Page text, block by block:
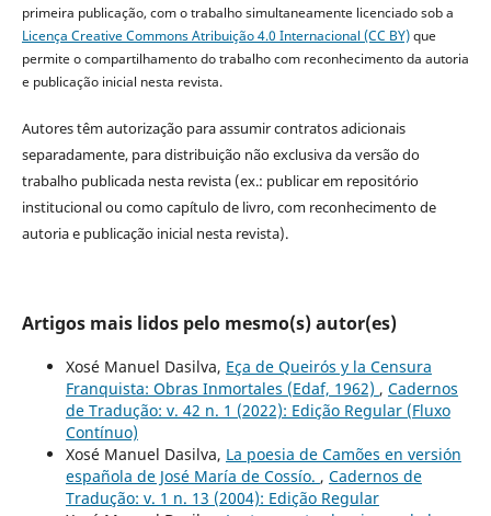
primeira publicação, com o trabalho simultaneamente licenciado sob a
Licença Creative Commons Atribuição 4.0 Internacional (CC BY)que
permite o compartilhamento do trabalho com reconhecimento da autoria
e publicação inicial nesta revista.
Autores têm autorização para assumir contratos adicionais
separadamente, para distribuição não exclusiva da versão do
trabalho publicada nesta revista (ex.: publicar em repositório
institucional ou como capítulo de livro, com reconhecimento de
autoria e publicação inicial nesta revista).
Artigos mais lidos pelo mesmo(s) autor(es)
Xosé Manuel Dasilva, Eça de Queirós y la Censura
Franquista: Obras Inmortales (Edaf, 1962) , Cadernos
de Tradução: v. 42 n. 1 (2022): Edição Regular (Fluxo
Contínuo)
Xosé Manuel Dasilva, La poesia de Camões en versión
española de José María de Cossío. , Cadernos de
Tradução: v. 1 n. 13 (2004): Edição Regular